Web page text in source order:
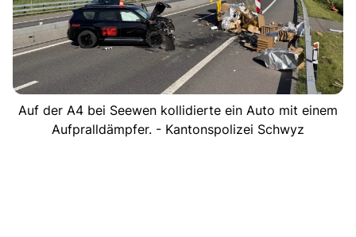
Auf der A4 bei Seewen kollidierte ein Auto mit einem
Aufpralldämpfer. - Kantonspolizei Schwyz